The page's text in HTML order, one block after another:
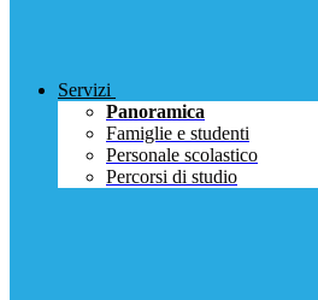
Servizi
Panoramica
Famiglie e studenti
Personale scolastico
Percorsi di studio